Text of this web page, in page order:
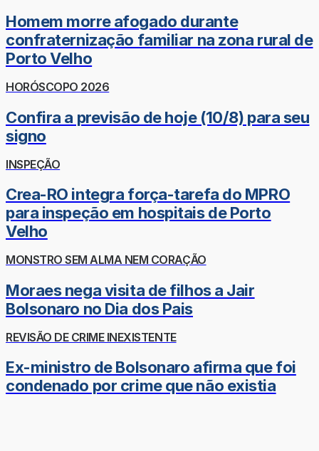
Homem morre afogado durante
confraternização familiar na zona rural de
Porto Velho
HORÓSCOPO 2026
Confira a previsão de hoje (10/8) para seu
signo
INSPEÇÃO
Crea-RO integra força-tarefa do MPRO
para inspeção em hospitais de Porto
Velho
MONSTRO SEM ALMA NEM CORAÇÃO
Moraes nega visita de filhos a Jair
Bolsonaro no Dia dos Pais
REVISÃO DE CRIME INEXISTENTE
Ex-ministro de Bolsonaro afirma que foi
condenado por crime que não existia